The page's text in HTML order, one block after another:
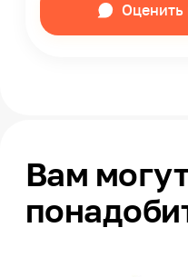
Оценить
Вам